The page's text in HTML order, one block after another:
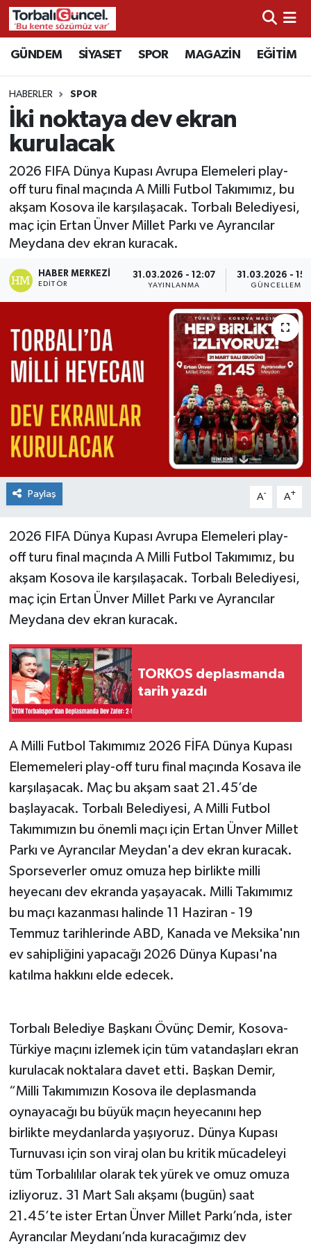
GÜNDEM SİYASET SPOR MAGAZİN EĞİTİM
HABERLER SPOR
İki noktaya dev ekran
kurulacak
2026 FIFA Dünya Kupası Avrupa Elemeleri play-
off turu final maçında A Milli Futbol Takımımız, bu
akşam Kosova ile karşılaşacak. Torbalı Belediyesi,
maç için Ertan Ünver Millet Parkı ve Ayrancılar
Meydana dev ekran kuracak.
HABER MERKEZI
EDITÖR
31.03.2026 - 12:07
YAYINLANMA
31.03.2026 -
GÜNCELLEME
Paylaş A- A+
2026 FIFA Dünya Kupası Avrupa Elemeleri play-
off turu final maçında A Milli Futbol Takımımız, bu
akşam Kosova ile karşılaşacak. Torbalı Belediyesi,
maç için Ertan Ünver Millet Parkı ve Ayrancılar
Meydana dev ekran kuracak.
TORKOS deplasmanda
tarih yazdı
A Milli Futbol Takımımız 2026 FİFA Dünya Kupası
Elememeleri play-off turu final maçında Kosava ile
karşılaşacak. Maç bu akşam saat 21.45’de
başlayacak. Torbalı Belediyesi, A Milli Futbol
Takımımızın bu önemli maçı için Ertan Ünver Millet
Parkı ve Ayrancılar Meydan'a dev ekran kuracak.
Sporseverler omuz omuza hep birlikte milli
heyecanı dev ekranda yaşayacak. Milli Takımımız
bu maçı kazanması halinde 11 Haziran - 19
Temmuz tarihlerinde ABD, Kanada ve Meksika'nın
ev sahipliğini yapacağı 2026 Dünya Kupası'na
katılma hakkını elde edecek.
Torbalı Belediye Başkanı Övünç Demir, Kosova-
Türkiye maçını izlemek için tüm vatandaşları ekran
kurulacak noktalara davet etti. Başkan Demir,
“Milli Takımımızın Kosova ile deplasmanda
oynayacağı bu büyük maçın heyecanını hep
birlikte meydanlarda yaşıyoruz. Dünya Kupası
Turnuvası için son viraj olan bu kritik mücadeleyi
tüm Torbalılılar olarak tek yürek ve omuz omuza
izliyoruz. 31 Mart Salı akşamı (bugün) saat
21.45’te ister Ertan Ünver Millet Parkı’nda, ister
Ayrancılar Meydanı’nda kuracağımız dev
İzmir Nöbetçi Eczaneler
İzmir Hava Durumu
İzmir Namaz Vakitleri
Süper Lig Puan Durumu ve Fikstür
Tüm Manşetler
Haber Arşivi